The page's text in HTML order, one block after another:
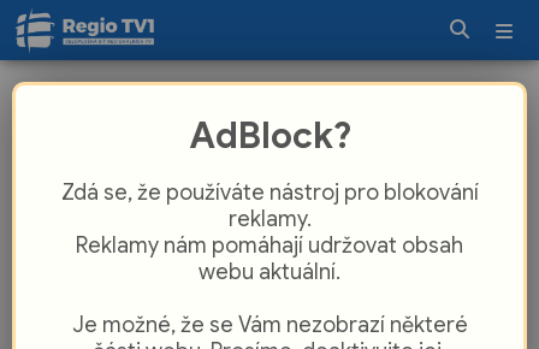
rozdělil finance na služby seniorům
AdBlock?
Zdá se, že používáte nástroj pro blokování
reklamy.
Reklamy nám pomáhají udržovat obsah
webu aktuální.
Je možné, že se Vám nezobrazí některé